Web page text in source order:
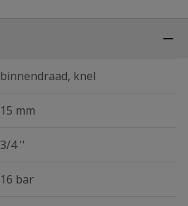
binnendraad, knel
15 mm
3/4 ''
16 bar